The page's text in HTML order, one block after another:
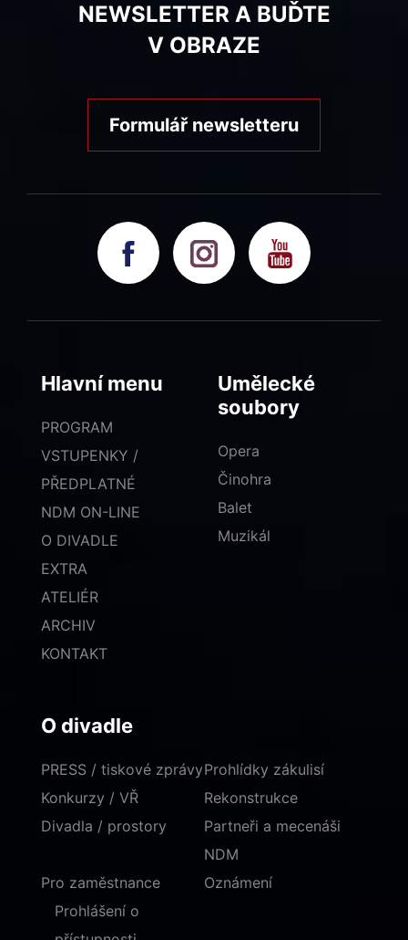
NEWSLETTER A BUĎTE
V OBRAZE
Formulář newsletteru
Hlavní menu
PROGRAM
VSTUPENKY /
PŘEDPLATNÉ
NDM ON-LINE
O DIVADLE
EXTRA
ATELIÉR
ARCHIV
KONTAKT
Umělecké
soubory
Opera
Činohra
Balet
Muzikál
O divadle
PRESS / tiskové zprávy
Konkurzy / VŘ
Divadla / prostory
Prohlídky zákulisí
Rekonstrukce
Partneři a mecenáši
NDM
Pro zaměstnance
Oznámení
Prohlášení o